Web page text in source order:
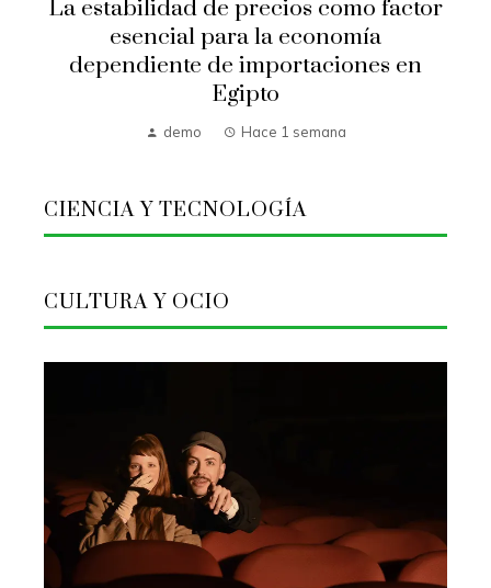
La estabilidad de precios como factor
esencial para la economía
dependiente de importaciones en
Egipto
demo Hace 1 semana
CIENCIA Y TECNOLOGÍA
CULTURA Y OCIO